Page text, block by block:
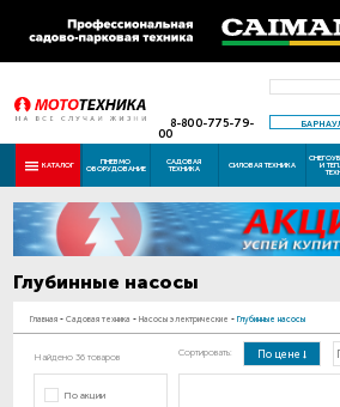
8-800-775-79-
00
КАТАЛОГ ПНЕВМО
ОБОРУДОВАНИЕ
САДОВАЯ
ТЕХНИКА СИЛОВАЯ ТЕХНИКА И
Глубинные насосы
Главная - Садовая техника - Насосы электрические - Глубинные насосы
Найдено 36 товаров
По акции
Сортировать: По цене